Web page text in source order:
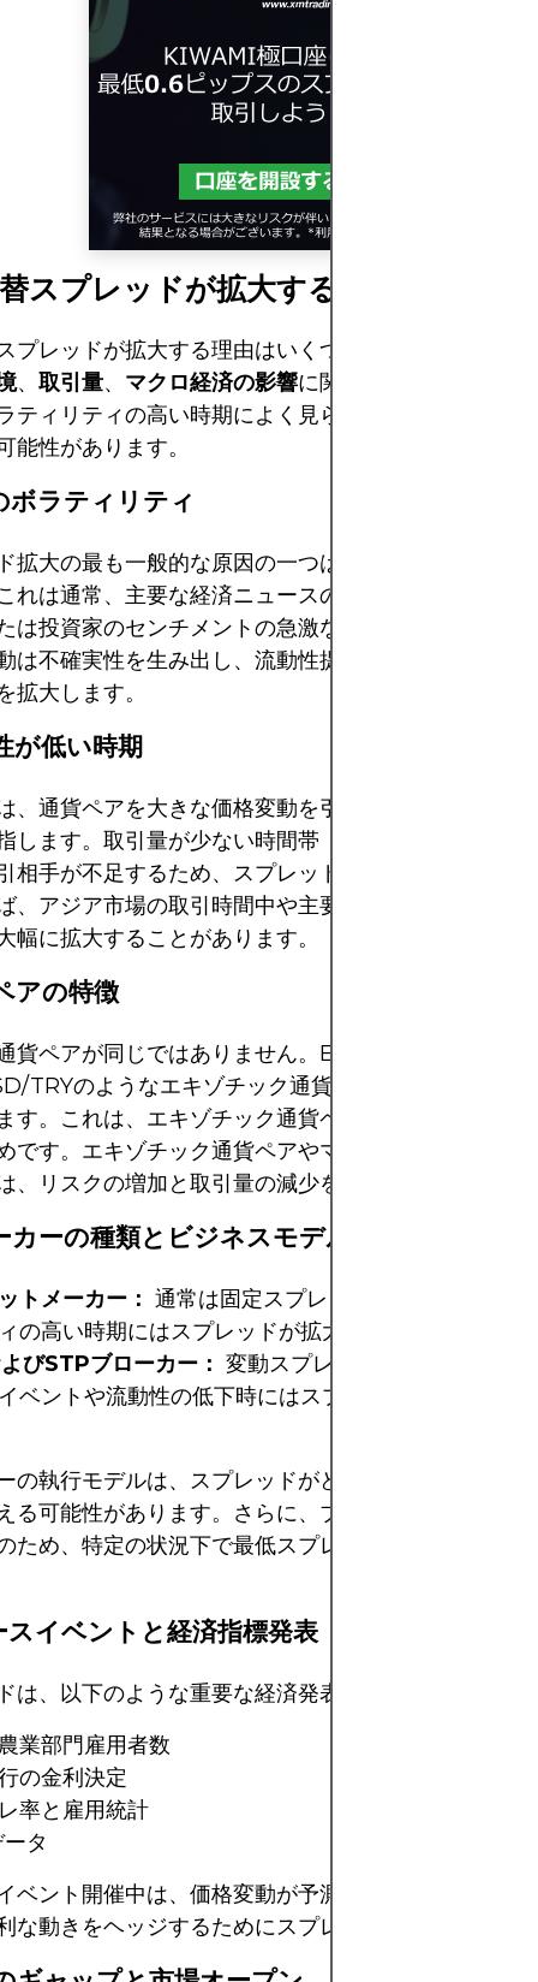
スプレッドが拡大する原因とは？
プレッドが拡大する理由はいくつかありますが、そ
、 取引量、 マクロ経済の影響に関連しています。ス
ティリティの高い時期によく見られ、取引リスクの
能性があります。
ボラティリティ
拡大の最も一般的な原因の一つは、
れは通常、主要な経済ニュースの発表、予期せぬ地
は投資家のセンチメントの急激な変化の際に発生し
は不確実性を生み出し、流動性提供者はリスク管理
拡大します。
が低い時期
、通貨ペアを大きな価格変動を引き起こすことなく
します。取引量が少ない時間帯（オフマーケットや
相手が不足するため、スプレッドが拡大することが
、アジア市場の取引時間中や主要な経済発表の直前
幅に拡大することがあります。
アの特徴
貨ペアが同じではありません。EUR/USDのような主
TRYのようなエキゾチック通貨ペアよりもスプレッ
す。これは、エキゾチック通貨ペアの方が取引が活
です。エキゾチック通貨ペアやマイナー通貨ペアの
、リスクの増加と取引量の減少を補うためです。
ーの種類とビジネスモデル
トメーカー： 通常は固定スプレッドを提供しますが
の高い時期にはスプレッドが拡大することがありま
びSTPブローカー： 変動スプレッドを提供しますが
ベントや流動性の低下時にはスプレッドが拡大する
の執行モデルは、スプレッドがどのように、いつ変
る可能性があります。さらに、ブローカーの中には
ため、特定の状況下で最低スプレッドを設定すると
スイベントと経済指標発表
は、以下のような重要な経済発表の前後に頻繁に拡
業部門雇用者数
の金利決定
率と雇用統計
タ
ベント開催中は、価格変動が予測不可能になり、ブ
な動きをヘッジするためにスプレッドを調整します。